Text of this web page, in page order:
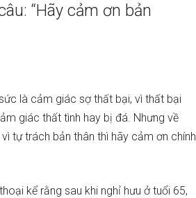
“Hãy cảm ơn bản
là cảm giác sợ thất bại, vì thất bại
giác thất tình hay bị đá. Nhưng về
tự trách bản thân thì hãy cảm ơn chính
kể rằng sau khi nghỉ hưu ở tuổi 65,